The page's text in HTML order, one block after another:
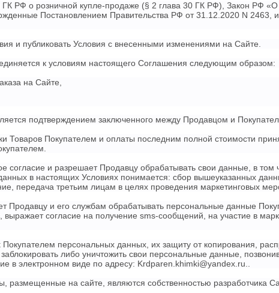
РФ о розничной купле-продаже (§ 2 глава 30 ГК РФ), Закон РФ
Постановлением Правительства РФ от 31.12.2020 N 2463,
и публиковать Условия с внесенными изменениями на Сайте.
к условиям настоящего Соглашения следующим образом:
на Сайте,
подтверждением заключенного между Продавцом и
Покупателем и оплаты последним полной стоимости
согласие и разрешает Продавцу обрабатывать свои данные, в
в настоящих Условиях понимается: сбор вышеуказанных
передача третьим лицам в целях проведения маркетинговых
Продавцу и его службам обрабатывать персональные данные
согласие на получение sms-сообщений, на участие в
персональных данных, их защиту от копирования,
либо уничтожить свои персональные данные,
в электронном виде по адресу: Krdparen.khimki@yandex.ru..
на сайте, являются собственностью разработчика